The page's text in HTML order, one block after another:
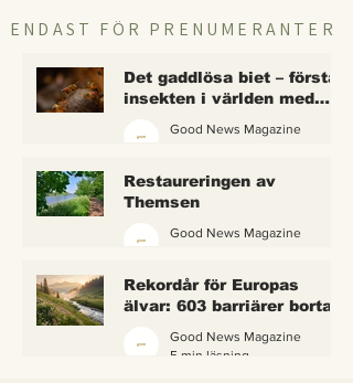
ENDAST FÖR PRENUMERANTER
Det gaddlösa biet – första
insekten i världen med
Good News Magazine
Restaureringen av
Themsen
Good News Magazine
Rekordår för Europas
älvar: 603 barriärer borta
igen
Good News Magazine
5 min läsning